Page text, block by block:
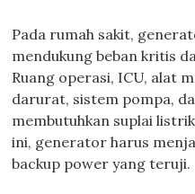
Pada rumah sakit,
mendukung beban kritis
Ruang operasi, ICU, alat
darurat, sistem pompa,
membutuhkan suplai
ini, generator harus
backup power yang teruji.